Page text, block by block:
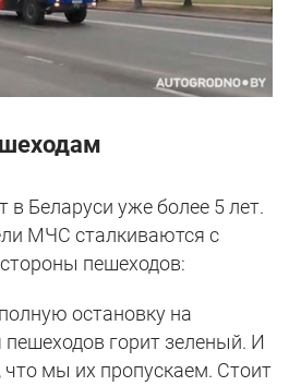
в Беларуси уже более 5 лет.
МЧС сталкиваются с
пешеходов:
остановку на
пешеходов горит зеленый. И
мы их пропускаем. Стоит